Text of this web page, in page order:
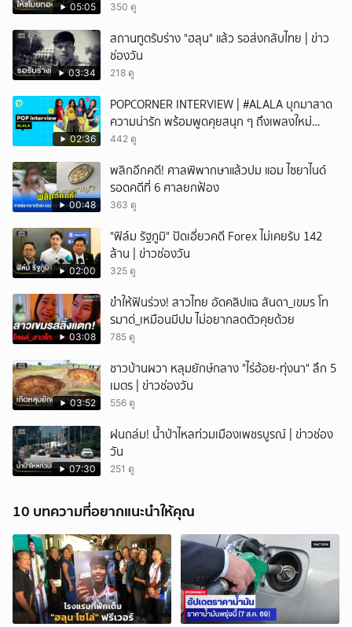
05:05 350 ดู
03:34
สถานทูตรับร่าง "ฮลุน" แล้ว รอส่งกลับไทย | ข่าว
ช่องวัน
218 ดู
02:36
POPCORNER INTERVIEW | #ALALA บุกมาสาด
ความน่ารัก พร้อมพูดคุยสนุก ๆ ถึงเพลงใหม่
'ON&OFF'
442 ดู
00:48
พลิกอีกคดี! ศาลพิพากษาแล้วปม แอม ไซยาไนด์
รอดคดีที่ 6 ศาลยกฟ้อง
363 ดู
02:00
"ฟิล์ม รัฐภูมิ" ปัดเอี่ยวคดี Forex ไม่เคยรับ 142
ล้าน | ข่าวช่องวัน
325 ดู
03:08
ขำให้ฟันร่วง! สาวไทย อัดคลิปแฉ สันดา_เขมร โท
รมาด่_เหมือนมีปม ไม่อยากลดตัวคุยด้วย
785 ดู
03:52
ชาวบ้านผวา หลุมยักษ์กลาง "ไร่อ้อย-ทุ่งนา" ลึก 5
เมตร | ข่าวช่องวัน
556 ดู
07:30
ฝนถล่ม! น้ำป่าไหลท่วมเมืองเพชรบูรณ์ | ข่าวช่อง
วัน
251 ดู
10 บทความที่อยากแนะนำให้คุณ